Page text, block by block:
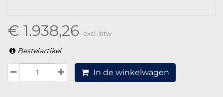
€ 1.938,26 excl. btw
Bestelartikel
In de winkelwagen